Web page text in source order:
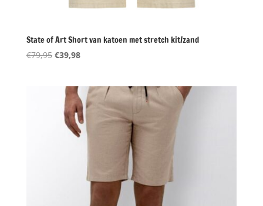
State of Art Short van katoen met stretch kit/zand
€79,95 Oorspronkelijke
€79,95.
€39,98Huidige
€39,98.